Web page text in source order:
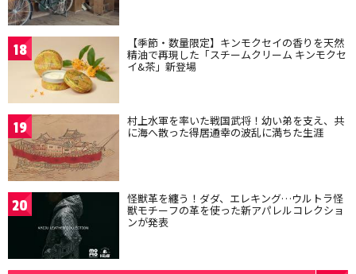
18 【季節・数量限定】キンモクセイの香りを天然
精油で再現した「スチームクリーム キンモクセ
イ&茶」新登場
19 村上水軍を率いた戦国武将！幼い弟を支え、共
に海へ散った得居通幸の波乱に満ちた生涯
20 怪獣革を纏う！ダダ、エレキング…ウルトラ怪
獣モチーフの革を使った新アパレルコレクショ
ンが発表